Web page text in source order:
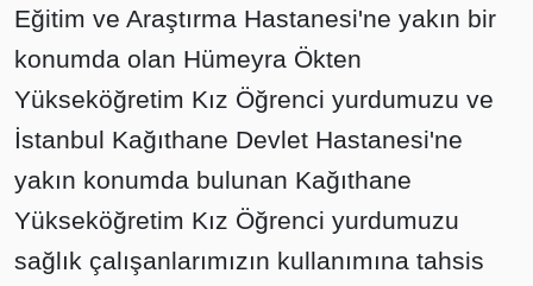
Eğitim ve Araştırma Hastanesi'ne yakın bir
konumda olan Hümeyra Ökten
Yükseköğretim Kız Öğrenci yurdumuzu ve
İstanbul Kağıthane Devlet Hastanesi'ne
yakın konumda bulunan Kağıthane
Yükseköğretim Kız Öğrenci yurdumuzu
sağlık çalışanlarımızın kullanımına tahsis